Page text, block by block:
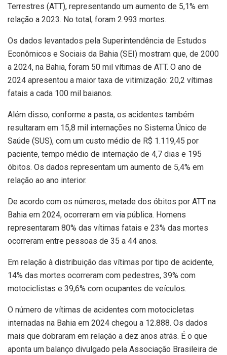
Terrestres (ATT), representando um aumento de 5,1% em
relação a 2023. No total, foram 2.993 mortes.
Os dados levantados pela Superintendência de Estudos
Econômicos e Sociais da Bahia (SEI) mostram que, de 2000
a 2024, na Bahia, foram 50 mil vítimas de ATT. O ano de
2024 apresentou a maior taxa de vitimização: 20,2 vítimas
fatais a cada 100 mil baianos.
Além disso, conforme a pasta, os acidentes também
resultaram em 15,8 mil internações no Sistema Único de
Saúde (SUS), com um custo médio de R$ 1.119,45 por
paciente, tempo médio de internação de 4,7 dias e 195
óbitos. Os dados representam um aumento de 5,4% em
relação ao ano interior.
De acordo com os números, metade dos óbitos por ATT na
Bahia em 2024, ocorreram em via pública. Homens
representaram 80% das vítimas fatais e 23% das mortes
ocorreram entre pessoas de 35 a 44 anos.
Em relação à distribuição das vítimas por tipo de acidente,
14% das mortes ocorreram com pedestres, 39% com
motociclistas e 39,6% com ocupantes de veículos.
O número de vítimas de acidentes com motocicletas
internadas na Bahia em 2024 chegou a 12.888. Os dados
mais que dobraram em relação a dez anos atrás. É o que
aponta um balanço divulgado pela Associação Brasileira de